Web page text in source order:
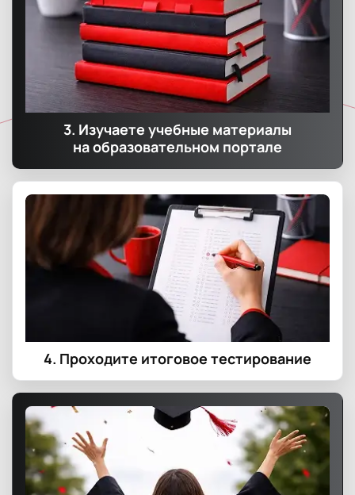
3. Изучаете учебные материалы
на образовательном портале
4. Проходите итоговое тестирование